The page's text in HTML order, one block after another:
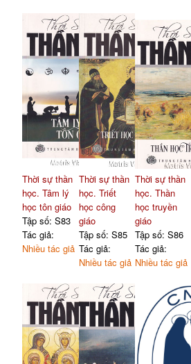
Thời sự thần
học. Tâm lý
học tôn giáo
Tập số: S83
Tác giả:
Nhiều tác giả
Thời sự thần
học. Triết
học công
giáo
Tập số: S85
Tác giả:
Nhiều tác giả
Thời sự thần
học. Thần
học truyền
giáo
Tập số: S86
Tác giả:
Nhiều tác giả